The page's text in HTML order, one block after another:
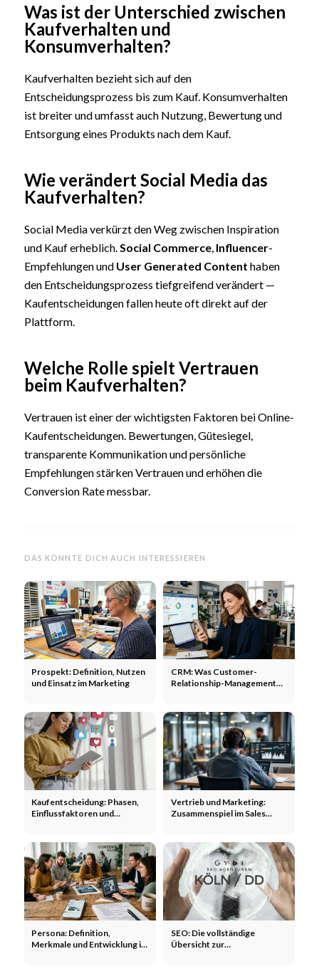
Was ist der Unterschied zwischen
Kaufverhalten und
Konsumverhalten?
Kaufverhalten bezieht sich auf den
Entscheidungsprozess bis zum Kauf. Konsumverhalten
ist breiter und umfasst auch Nutzung, Bewertung und
Entsorgung eines Produkts nach dem Kauf.
Wie verändert Social Media das
Kaufverhalten?
Social Media verkürzt den Weg zwischen Inspiration
und Kauf erheblich.Social Commerce, Influencer-
Empfehlungen und User Generated Content haben
den Entscheidungsprozess tiefgreifend verändert —
Kaufentscheidungen fallen heute oft direkt auf der
Plattform.
Welche Rolle spielt Vertrauen
beim Kaufverhalten?
Vertrauen ist einer der wichtigsten Faktoren bei Online-
Kaufentscheidungen. Bewertungen, Gütesiegel,
transparente Kommunikation und persönliche
Empfehlungen stärken Vertrauen und erhöhen die
Conversion Rate messbar.
DAS KÖNNTE DICH AUCH INTERESSIEREN
Prospekt: Definition, Nutzen
und Einsatz im Marketing
CRM: Was Customer-
Relationship-Management
Kaufentscheidung: Phasen,
Einflussfaktoren und
Vertrieb und Marketing:
Zusammenspiel im Sales
Persona: Definition,
Merkmale und Entwicklung im
SEO: Die vollständige
Übersicht zur